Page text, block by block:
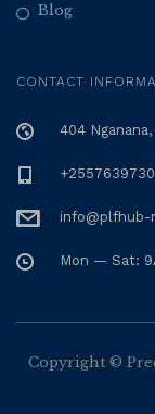
Blog
CONTACT
404
info@plfhub-
Mon — Sat:
Copyright ©